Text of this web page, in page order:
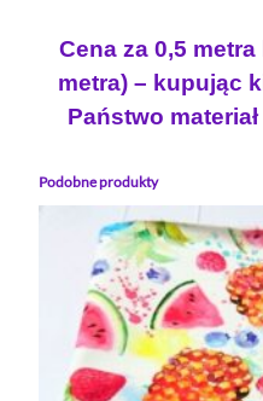
Cena za 0,5
metra) – kupując
Państwo
Podobne produkty